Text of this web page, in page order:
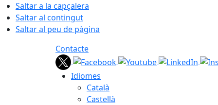
Saltar a la capçalera
Saltar al contingut
Saltar al peu de pàgina
Contacte
Idiomes
Català
Castellà